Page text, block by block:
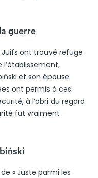
guerre
Juifs ont trouvé refuge
et son épouse
ont permis à ces
à l’abri du regard
fut vraiment
« Juste parmi les